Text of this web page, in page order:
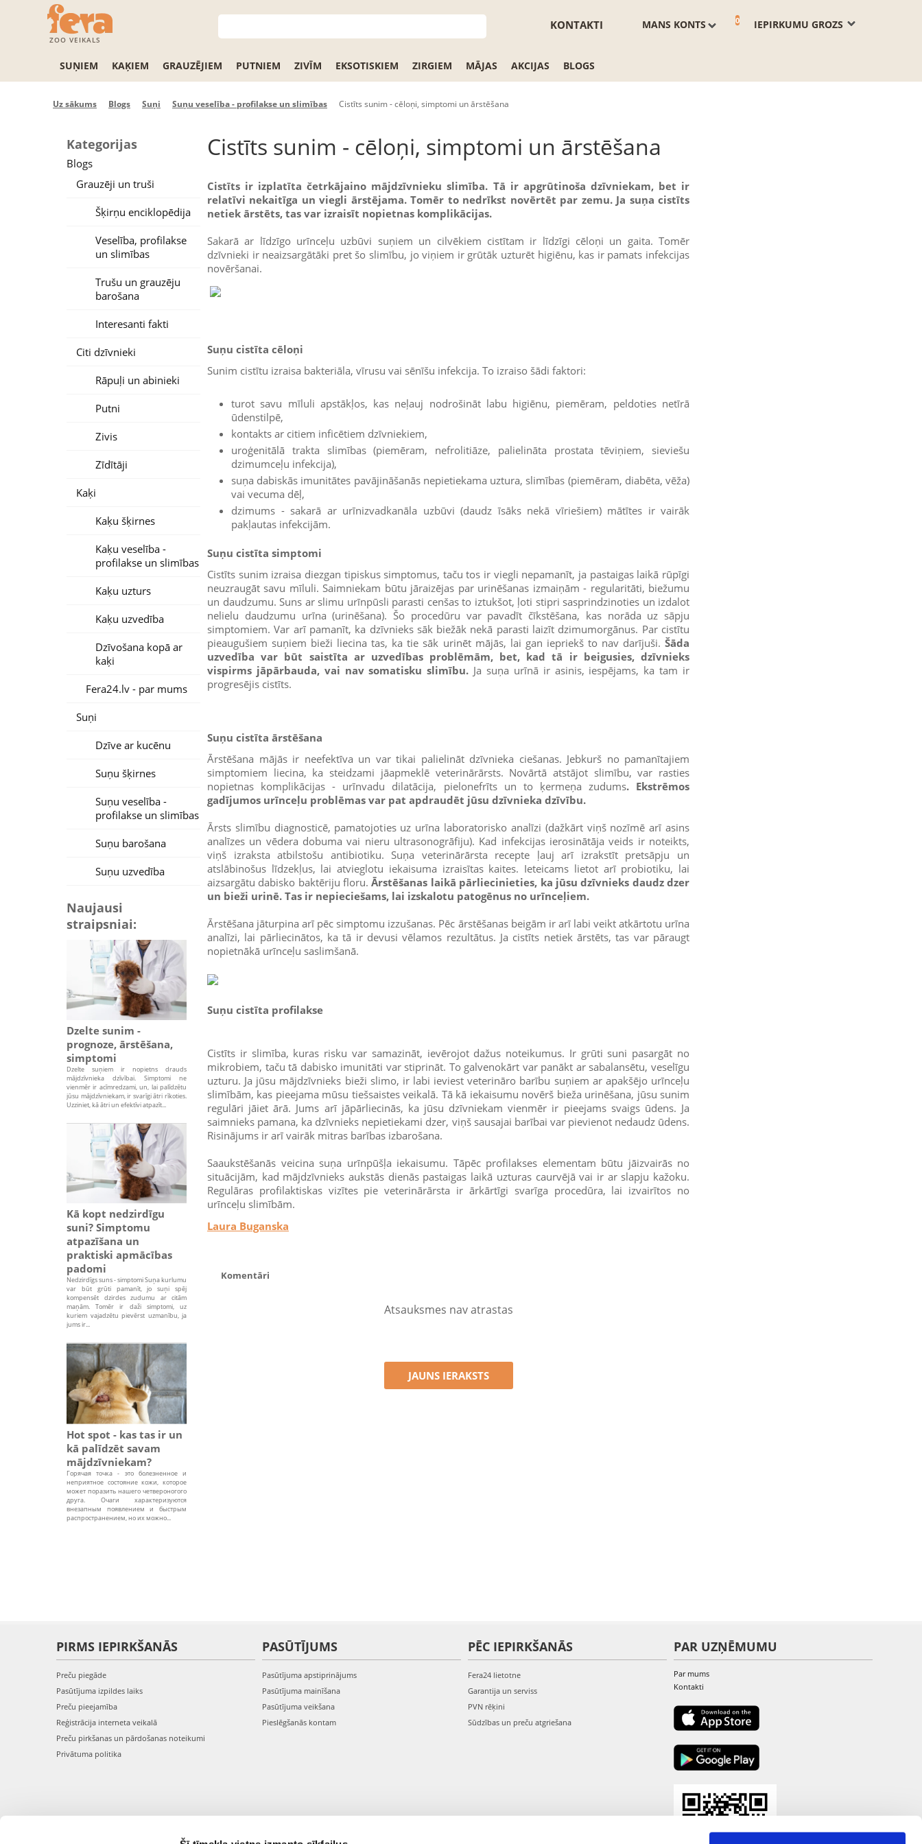
ZOO VEIKALS
IEPIRKUMU GROZS
0
MANS KONTS
KONTAKTI
SUŅIEM KAĶIEM GRAUZĒJIEM PUTNIEM ZIVĪM EKSOTISKIEM ZIRGIEM MĀJAS AKCIJAS BLOGS
Uz sākums Blogs Suņi Suņu veselība - profilakse un slimības Cistīts sunim - cēloņi, simptomi un ārstēšana
Kategorijas
Blogs
Grauzēji un truši
Šķirņu enciklopēdija
Veselība, profilakse
un slimības
Trušu un grauzēju
barošana
Interesanti fakti
Citi dzīvnieki
Rāpuļi un abinieki
Putni
Zivis
Zīdītāji
Kaķi
Kaķu šķirnes
Kaķu veselība -
profilakse un slimības
Kaķu uzturs
Kaķu uzvedība
Dzīvošana kopā ar
kaķi
Fera24.lv - par mums
Suņi
Dzīve ar kucēnu
Suņu šķirnes
Suņu veselība -
profilakse un slimības
Suņu barošana
Suņu uzvedība
Naujausi
straipsniai:
Dzelte sunim -
prognoze, ārstēšana,
simptomi
Dzelte suņiem ir nopietns drauds
mājdzīvnieka dzīvībai. Simptomi ne
vienmēr ir acīmredzami, un, lai palīdzētu
jūsu mājdzīvniekam, ir svarīgi ātri rīkoties.
Uzziniet, kā ātri un efektīvi atpazīt...
Kā kopt nedzirdīgu
suni? Simptomu
atpazīšana un
praktiski apmācības
padomi
Nedzirdīgs suns - simptomi Suņa kurlumu
var būt grūti pamanīt, jo suņi spēj
kompensēt dzirdes zudumu ar citām
maņām. Tomēr ir daži simptomi, uz
kuriem vajadzētu pievērst uzmanību, ja
jums ir...
Hot spot - kas tas ir un
kā palīdzēt savam
mājdzīvniekam?
Горячая точка - это болезненное и
неприятное состояние кожи, которое
может поразить нашего четвероногого
друга. Очаги характеризуются
внезапным появлением и быстрым
распространением, но их можно...
Cistīts sunim - cēloņi, simptomi un ārstēšana
Cistīts ir izplatīta četrkājaino mājdzīvnieku slimība. Tā ir apgrūtinoša dzīvniekam, bet ir
relatīvi nekaitīga un viegli ārstējama. Tomēr to nedrīkst novērtēt par zemu. Ja suņa cistīts
netiek ārstēts, tas var izraisīt nopietnas komplikācijas.
Sakarā ar līdzīgo urīnceļu uzbūvi suņiem un cilvēkiem cistītam ir līdzīgi cēloņi un gaita. Tomēr
dzīvnieki ir neaizsargātāki pret šo slimību, jo viņiem ir grūtāk uzturēt higiēnu, kas ir pamats infekcijas
novēršanai.
Suņu cistīta cēloņi
Sunim cistītu izraisa bakteriāla, vīrusu vai sēnīšu infekcija. To izraiso šādi faktori:
turot savu mīluli apstākļos, kas neļauj nodrošināt labu higiēnu, piemēram, peldoties netīrā
ūdenstilpē,
kontakts ar citiem inficētiem dzīvniekiem,
uroģenitālā trakta slimības (piemēram, nefrolitiāze, palielināta prostata tēviņiem, sieviešu
dzimumceļu infekcija),
suņa dabiskās imunitātes pavājināšanās nepietiekama uztura, slimības (piemēram, diabēta, vēža)
vai vecuma dēļ,
dzimums - sakarā ar urīnizvadkanāla uzbūvi (daudz īsāks nekā vīriešiem) mātītes ir vairāk
pakļautas infekcijām.
Suņu cistīta simptomi
Cistīts sunim izraisa diezgan tipiskus simptomus, taču tos ir viegli nepamanīt, ja pastaigas laikā rūpīgi
neuzraugāt savu mīluli. Saimniekam būtu jāraizējas par urinēšanas izmaiņām - regularitāti, biežumu
un daudzumu. Suns ar slimu urīnpūsli parasti cenšas to iztukšot, ļoti stipri sasprindzinoties un izdalot
nelielu daudzumu urīna (urinēšana). Šo procedūru var pavadīt čīkstēšana, kas norāda uz sāpju
simptomiem. Var arī pamanīt, ka dzīvnieks sāk biežāk nekā parasti laizīt dzimumorgānus. Par cistītu
pieaugušiem suņiem bieži liecina tas, ka tie sāk urinēt mājās, lai gan iepriekš to nav darījuši. Šāda
uzvedība var būt saistīta ar uzvedības problēmām, bet, kad tā ir beigusies, dzīvnieks
vispirms jāpārbauda, vai nav somatisku slimību. Ja suņa urīnā ir asinis, iespējams, ka tam ir
progresējis cistīts.
Suņu cistīta ārstēšana
Ārstēšana mājās ir neefektīva un var tikai palielināt dzīvnieka ciešanas. Jebkurš no pamanītajiem
simptomiem liecina, ka steidzami jāapmeklē veterinārārsts. Novārtā atstājot slimību, var rasties
nopietnas komplikācijas - urīnvadu dilatācija, pielonefrīts un to ķermeņa zudums. Ekstrēmos
gadījumos urīnceļu problēmas var pat apdraudēt jūsu dzīvnieka dzīvību.
Ārsts slimību diagnosticē, pamatojoties uz urīna laboratorisko analīzi (dažkārt viņš nozīmē arī asins
analīzes un vēdera dobuma vai nieru ultrasonogrāfiju). Kad infekcijas ierosinātāja veids ir noteikts,
viņš izraksta atbilstošu antibiotiku. Suņa veterinārārsta recepte ļauj arī izrakstīt pretsāpju un
atslābinošus līdzekļus, lai atvieglotu iekaisuma izraisītas kaites. Ieteicams lietot arī probiotiku, lai
aizsargātu dabisko baktēriju floru. Ārstēšanas laikā pārliecinieties, ka jūsu dzīvnieks daudz dzer
un bieži urinē. Tas ir nepieciešams, lai izskalotu patogēnus no urīnceļiem.
Ārstēšana jāturpina arī pēc simptomu izzušanas. Pēc ārstēšanas beigām ir arī labi veikt atkārtotu urīna
analīzi, lai pārliecinātos, ka tā ir devusi vēlamos rezultātus. Ja cistīts netiek ārstēts, tas var pāraugt
nopietnākā urīnceļu saslimšanā.
Suņu cistīta profilakse
Cistīts ir slimība, kuras risku var samazināt, ievērojot dažus noteikumus. Ir grūti suni pasargāt no
mikrobiem, taču tā dabisko imunitāti var stiprināt. To galvenokārt var panākt ar sabalansētu, veselīgu
uzturu. Ja jūsu mājdzīvnieks bieži slimo, ir labi ieviest veterināro barību suņiem ar apakšējo urīnceļu
slimībām, kas pieejama mūsu tiešsaistes veikalā. Tā kā iekaisumu novērš bieža urinēšana, jūsu sunim
regulāri jāiet ārā. Jums arī jāpārliecinās, ka jūsu dzīvniekam vienmēr ir pieejams svaigs ūdens. Ja
saimnieks pamana, ka dzīvnieks nepietiekami dzer, viņš sausajai barībai var pievienot nedaudz ūdens.
Risinājums ir arī vairāk mitras barības izbarošana.
Saaukstēšanās veicina suņa urīnpūšļa iekaisumu. Tāpēc profilakses elementam būtu jāizvairās no
situācijām, kad mājdzīvnieks aukstās dienās pastaigas laikā uzturas caurvējā vai ir ar slapju kažoku.
Regulāras profilaktiskas vizītes pie veterinārārsta ir ārkārtīgi svarīga procedūra, lai izvairītos no
urīnceļu slimībām.
Laura Buganska
Komentāri
Atsauksmes nav atrastas
JAUNS IERAKSTS
PIRMS IEPIRKŠANĀS
Preču piegāde
Pasūtījuma izpildes laiks
Preču pieejamība
Reģistrācija interneta veikalā
Preču pirkšanas un pārdošanas noteikumi
Privātuma politika
PASŪTĪJUMS
Pasūtījuma apstiprinājums
Pasūtījuma mainīšana
Pasūtījuma veikšana
Pieslēgšanās kontam
PĒC IEPIRKŠANĀS
Fera24 lietotne
Garantija un serviss
PVN rēķini
Sūdzības un preču atgriešana
PAR UZŅĒMUMU
Par mums
Kontakti